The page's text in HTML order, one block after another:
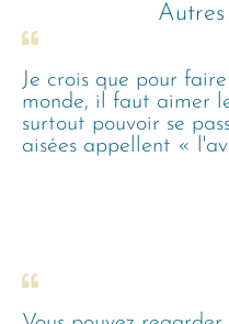
Je crois que pour
monde, il faut aimer
surtout pouvoir se
aisées appellent «